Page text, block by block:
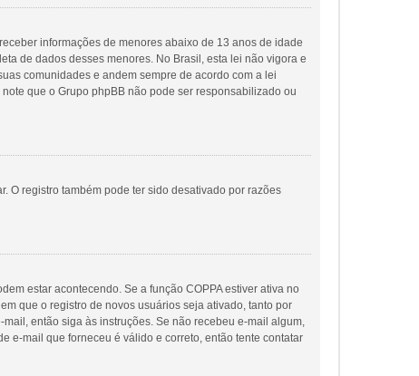
informações de menores abaixo de 13 anos de idade
de dados desses menores. No Brasil, esta lei não vigora e
comunidades e andem sempre de acordo com a lei
que o Grupo phpBB não pode ser responsabilizado ou
O registro também pode ter sido desativado por razões
estar acontecendo. Se a função COPPA estiver ativa no
que o registro de novos usuários seja ativado, tanto por
então siga às instruções. Se não recebeu e-mail algum,
e-mail que forneceu é válido e correto, então tente contatar